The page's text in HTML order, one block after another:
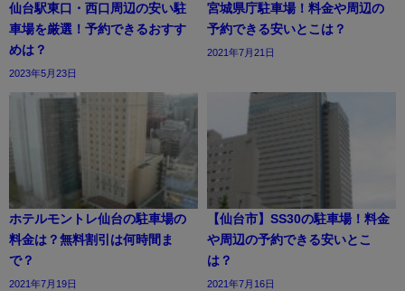
仙台駅東口・西口周辺の安い駐
車場を厳選！予約できるおすす
めは？
2023年5月23日
宮城県庁駐車場！料金や周辺の
予約できる安いとこは？
2021年7月21日
ホテルモントレ仙台の駐車場の
料金は？無料割引は何時間ま
で？
2021年7月19日
【仙台市】SS30の駐車場！料金
や周辺の予約できる安いとこ
は？
2021年7月16日